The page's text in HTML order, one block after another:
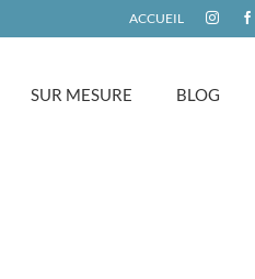
ACCUEIL
SUR MESURE BLOG